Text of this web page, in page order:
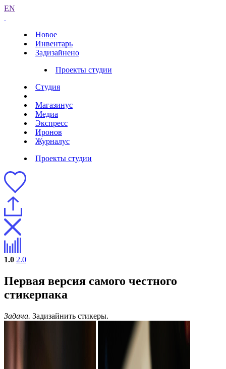
EN
Новое
Инвентарь
Задизайнено
Проекты студии
Студия
Магазинус
Медиа
Экспресс
Иронов
Журналус
Проекты студии
1.0 2.0
Первая версия самого честного
стикерпака
Задача. Задизайнить стикеры.